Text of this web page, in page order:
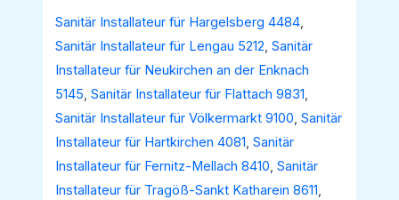
Sanitär Installateur für Hargelsberg 4484,
Sanitär Installateur für Lengau 5212,Sanitär
Installateur für Neukirchen an der Enknach
5145,Sanitär Installateur für Flattach 9831,
Sanitär Installateur für Völkermarkt 9100,Sanitär
Installateur für Hartkirchen 4081,Sanitär
Installateur für Fernitz-Mellach 8410,Sanitär
Installateur für Tragöß-Sankt Katharein 8611,